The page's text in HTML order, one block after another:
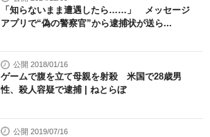
「知らないまま遭遇したら……」 メッセージ
アプリで“偽の警察官”から逮捕状が送ら...
公開 2018/01/16
ゲームで腹を立て母親を射殺 米国で28歳男
性、殺人容疑で逮捕 | ねとらぼ
公開 2019/07/16